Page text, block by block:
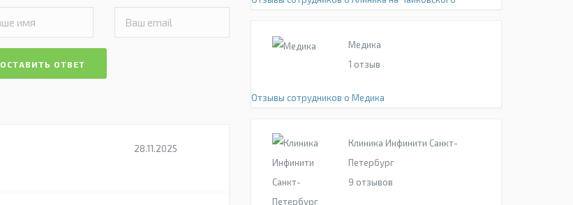
ОСТАВИТЬ ОТВЕТ
28.11.2025
Медика
1 отзыв
Отзывы сотрудников о Медика
Клиника Инфинити Санкт-
Петербург
9 отзывов